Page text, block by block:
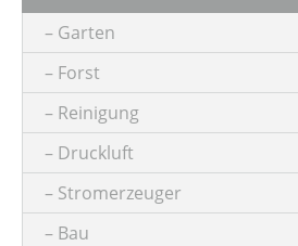
PREIS
Garten
Forst
Reinigung
Druckluft
Stromerzeuger
Bau